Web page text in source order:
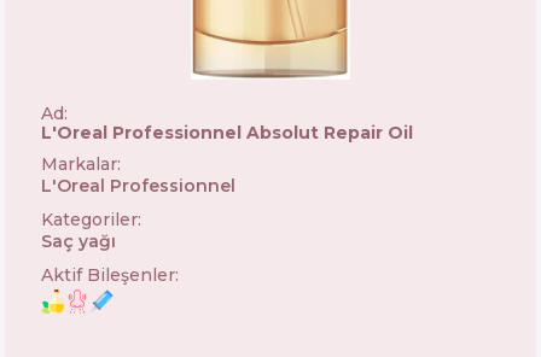
Ad:
L'Oreal Professionnel Absolut Repair Oil
Markalar:
L'Oreal Professionnel
Kategoriler:
Saç yağı
Aktif Bileşenler: